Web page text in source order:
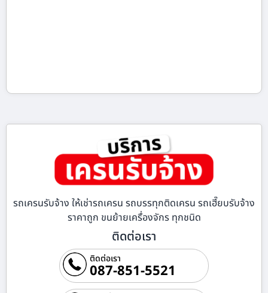
รถเครนรับจ้าง ให้เช่ารถเครน รถบรรทุกติดเครน รถเฮี๊ยบรับจ้าง
ราคาถูก ขนย้ายเครื่องจักร ทุกชนิด
ติดต่อเรา
ติดต่อเรา
087-851-5521